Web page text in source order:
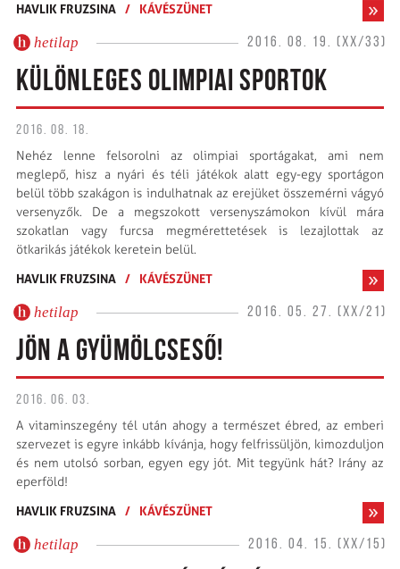
HAVLIK FRUZSINA / KÁVÉSZÜNET
hetilap 2016. 08. 19. (XX/33)
KÜLÖNLEGES OLIMPIAI SPORTOK
2016. 08. 18.
Nehéz lenne felsorolni az olimpiai sportágakat, ami nem
meglepő, hisz a nyári és téli játékok alatt egy-egy sportágon
belül több szakágon is indulhatnak az erejüket összemérni vágyó
versenyzők. De a megszokott versenyszámokon kívül mára
szokatlan vagy furcsa megmérettetések is lezajlottak az
ötkarikás játékok keretein belül.
HAVLIK FRUZSINA / KÁVÉSZÜNET
hetilap 2016. 05. 27. (XX/21)
JÖN A GYÜMÖLCSESŐ!
2016. 06. 03.
A vitaminszegény tél után ahogy a természet ébred, az emberi
szervezet is egyre inkább kívánja, hogy felfrissüljön, kimozduljon
és nem utolsó sorban, egyen egy jót. Mit tegyünk hát? Irány az
eperföld!
HAVLIK FRUZSINA / KÁVÉSZÜNET
hetilap 2016. 04. 15. (XX/15)